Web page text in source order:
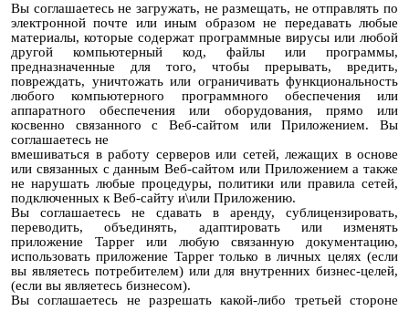
Вы соглашаетесь не загружать, не размещать, не отправлять по
электронной почте или иным образом не передавать любые
материалы, которые содержат программные вирусы или любой
другой компьютерный код, файлы или программы,
предназначенные для того, чтобы прерывать, вредить,
повреждать, уничтожать или ограничивать функциональность
любого компьютерного программного обеспечения или
аппаратного обеспечения или оборудования, прямо или
косвенно связанного с Веб-сайтом или Приложением. Вы
соглашаетесь не
вмешиваться в работу серверов или сетей, лежащих в основе
или связанных с данным Веб-сайтом или Приложением а также
не нарушать любые процедуры, политики или правила сетей,
подключенных к Веб-сайту и\или Приложению.
Вы соглашаетесь не сдавать в аренду, сублицензировать,
переводить, объединять, адаптировать или изменять
приложение Tapper или любую связанную документацию,
использовать приложение Tapper только в личных целях (если
вы являетесь потребителем) или для внутренних бизнес-целей,
(если вы являетесь бизнесом).
Вы соглашаетесь не разрешать какой-либо третьей стороне